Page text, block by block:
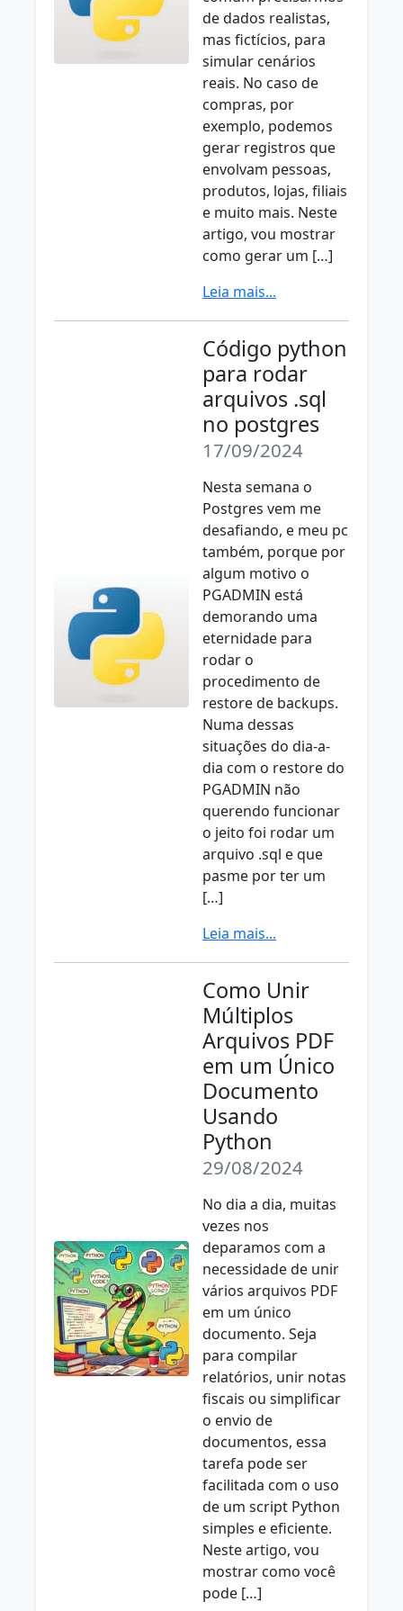
de dados realistas,
mas fictícios, para
simular cenários
reais. No caso de
compras, por
exemplo, podemos
gerar registros que
envolvam pessoas,
produtos, lojas, filiais
e muito mais. Neste
artigo, vou mostrar
como gerar um […]
Leia mais...
Código python
para rodar
arquivos .sql
no postgres
17/09/2024
Nesta semana o
Postgres vem me
desafiando, e meu pc
também, porque por
algum motivo o
PGADMIN está
demorando uma
eternidade para
rodar o
procedimento de
restore de backups.
Numa dessas
situações do dia-a-
dia com o restore do
PGADMIN não
querendo funcionar
o jeito foi rodar um
arquivo .sql e que
pasme por ter um
[…]
Leia mais...
Como Unir
Múltiplos
Arquivos PDF
em um Único
Documento
Usando
Python
29/08/2024
No dia a dia, muitas
vezes nos
deparamos com a
necessidade de unir
vários arquivos PDF
em um único
documento. Seja
para compilar
relatórios, unir notas
fiscais ou simplificar
o envio de
documentos, essa
tarefa pode ser
facilitada com o uso
de um script Python
simples e eficiente.
Neste artigo, vou
mostrar como você
pode […]